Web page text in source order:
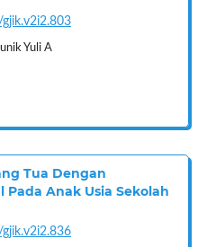
Yuli A
Tua Dengan
Pada Anak Usia Sekolah